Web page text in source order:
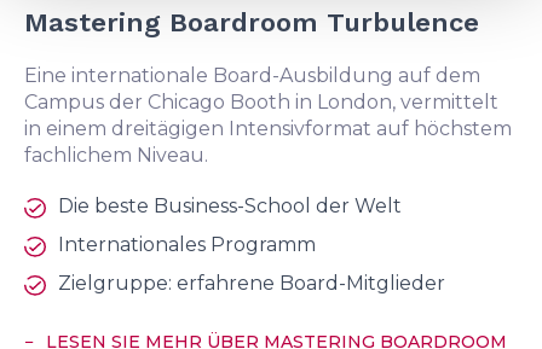
Mastering Boardroom Turbulence
Eine internationale Board-Ausbildung auf dem
Campus der Chicago Booth in London, vermittelt
in einem dreitägigen Intensivformat auf höchstem
fachlichem Niveau.
Die beste Business-School der Welt
Internationales Programm
Zielgruppe: erfahrene Board-Mitglieder
LESEN SIE MEHR ÜBER MASTERING BOARDROOM